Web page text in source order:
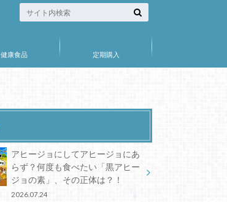
健康食品 定期購入
アヒージョにしてアヒージョにあ
らず？何度も食べたい「黒アヒー
ジョの素」、その正体は？！
2026.07.24